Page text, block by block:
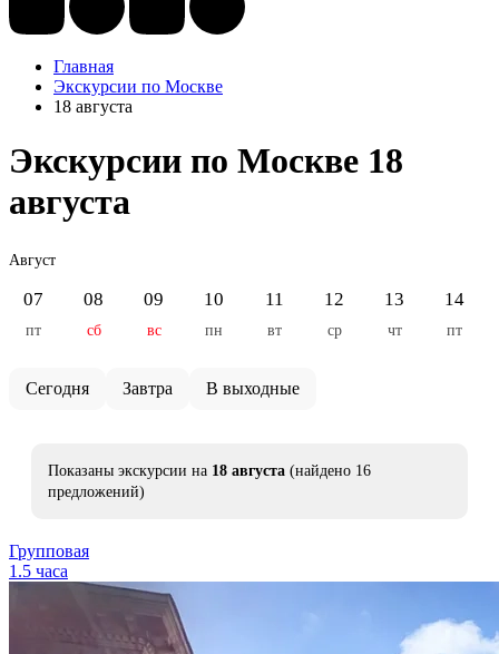
Главная
Экскурсии по Москве
18 августа
Экскурсии по Москве 18
августа
Август
07
пт
08
сб
09
вс
10
пн
11
вт
12
ср
13
чт
14
пт
Сегодня Завтра В выходные
Показаны экскурсии на 18 августа (найдено 16
предложений)
Групповая
1.5 часа